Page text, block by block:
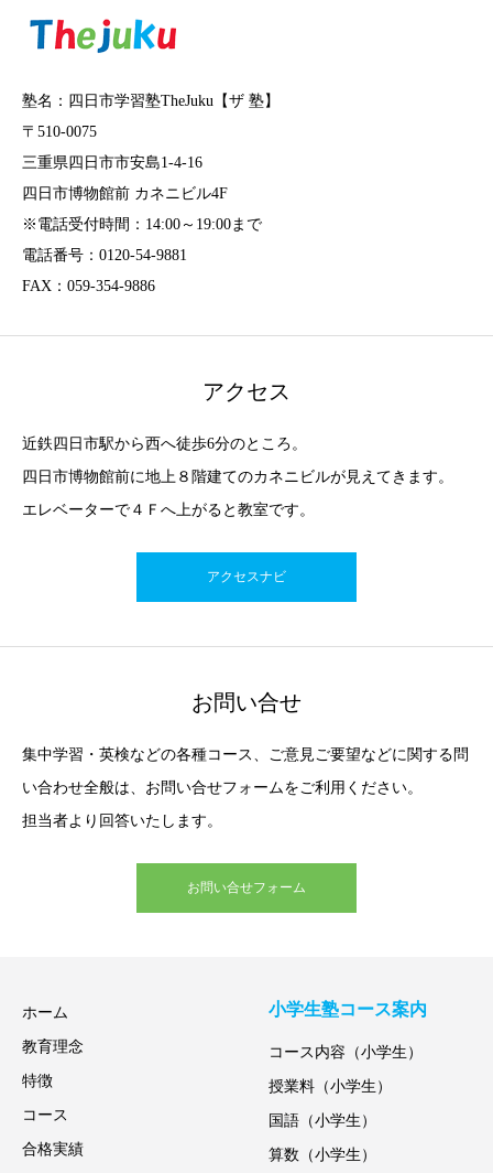
塾名：四日市学習塾TheJuku【ザ 塾】
〒510-0075
三重県四日市市安島1-4-16
四日市博物館前 カネニビル4F
※電話受付時間：14:00～19:00まで
電話番号：0120-54-9881
FAX：059-354-9886
アクセス
近鉄四日市駅から西へ徒歩6分のところ。
四日市博物館前に地上８階建てのカネニビルが見えてきます。
エレベーターで４Ｆへ上がると教室です。
アクセスナビ
お問い合せ
集中学習・英検などの各種コース、ご意見ご要望などに関する問
い合わせ全般は、お問い合せフォームをご利用ください。
担当者より回答いたします。
お問い合せフォーム
ホーム
教育理念
特徴
コース
合格実績
小学生塾コース案内
コース内容（小学生）
授業料（小学生）
国語（小学生）
算数（小学生）